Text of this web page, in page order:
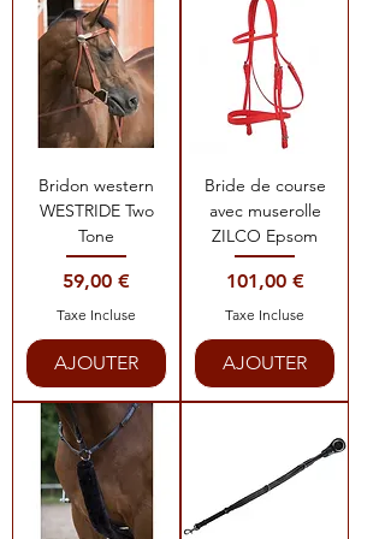
Bridon western
WESTRIDE Two
Tone
Prix
59,00 €
Taxe Incluse
AJOUTER
Bride de course
avec muserolle
ZILCO Epsom
Prix
101,00 €
Taxe Incluse
AJOUTER